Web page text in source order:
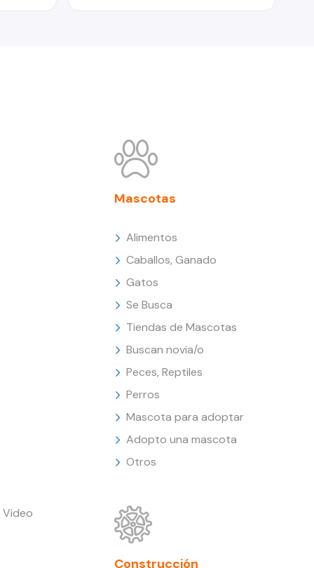
Mascotas
Alimentos
Caballos, Ganado
Gatos
Se Busca
Tiendas de Mascotas
Buscan novia/o
Peces, Reptiles
Perros
Mascota para adoptar
Adopto una mascota
Otros
Construcción